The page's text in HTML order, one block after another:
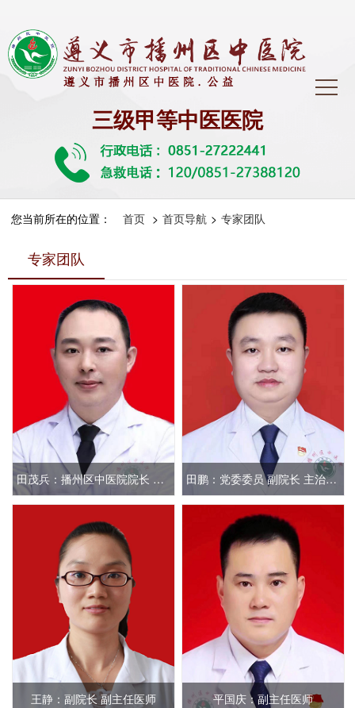
三级甲等中医医院
您当前所在的位置： 首页 > 首页导航 > 专家团队
专家团队
田茂兵：播州区中医院院长 主任医师 田鹏：党委委员 副院长 主治医师
王静：副院长 副主任医师 平国庆：副主任医师